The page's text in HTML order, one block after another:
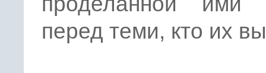
перед теми, кто их